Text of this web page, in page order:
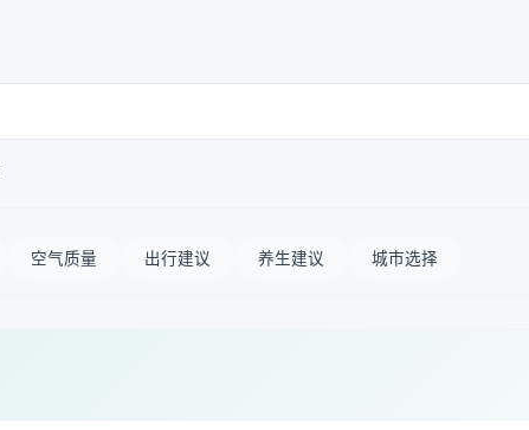
空气质量 出行建议 养生建议 城市选择